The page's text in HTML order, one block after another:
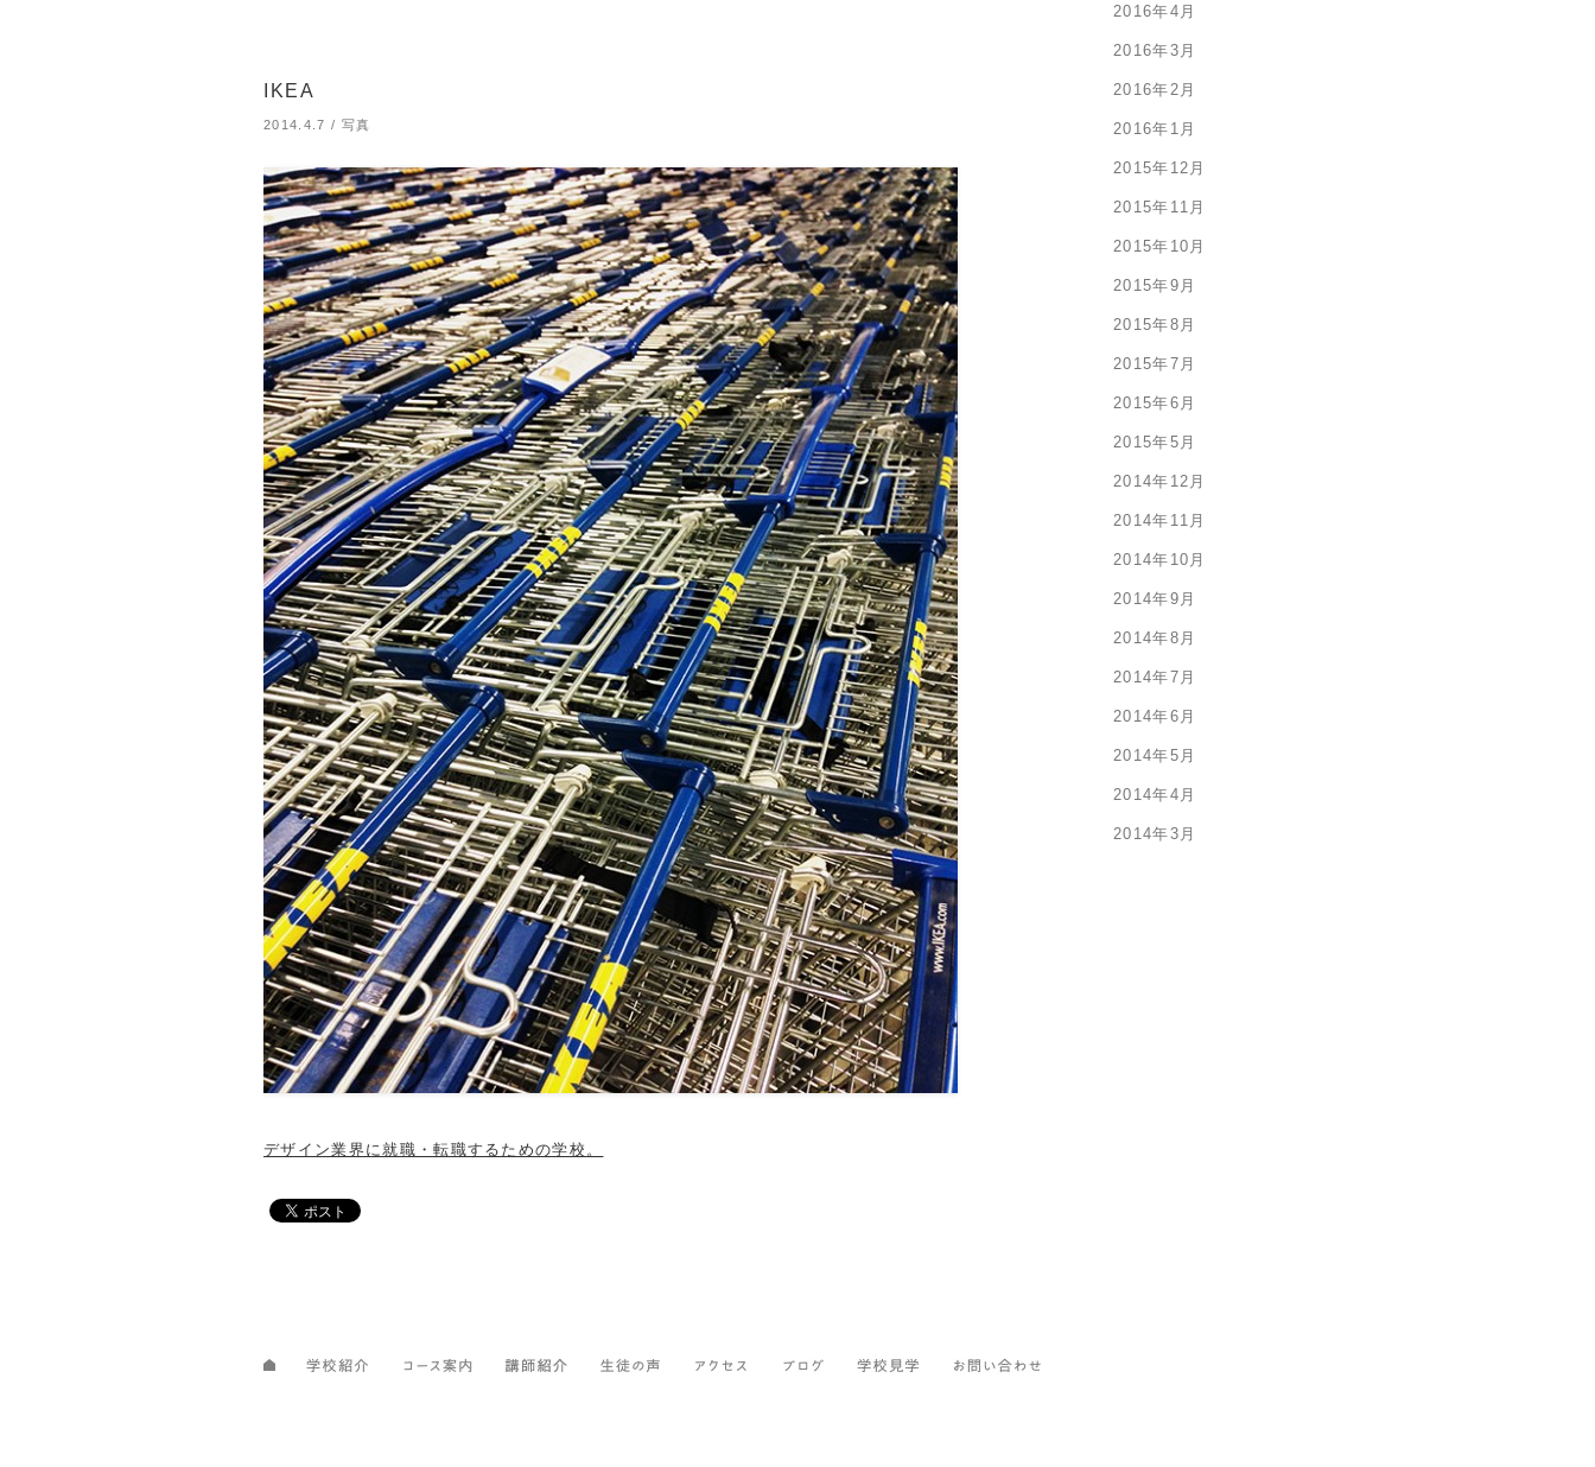
IKEA
2014.4.7 / 写真
デザイン業界に就職・転職するための学校。
2016年4月
2016年3月
2016年2月
2016年1月
2015年12月
2015年11月
2015年10月
2015年9月
2015年8月
2015年7月
2015年6月
2015年5月
2014年12月
2014年11月
2014年10月
2014年9月
2014年8月
2014年7月
2014年6月
2014年5月
2014年4月
2014年3月